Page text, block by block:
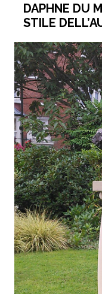
DAPHNE DU
STILE